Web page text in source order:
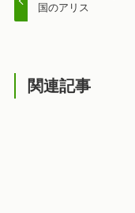
国のアリス
関連記事